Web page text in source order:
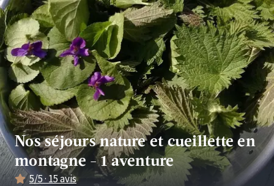
Nos séjours nature et cueillette en
montagne -1 aventure
5/5 · 15avis